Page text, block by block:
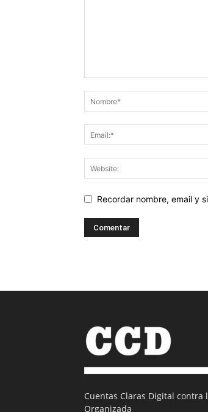
Recordar nombre, email y
Cuentas Claras Digital contra
Organizada